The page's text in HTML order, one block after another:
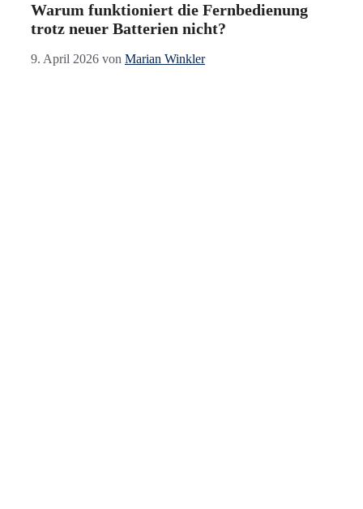
Warum funktioniert die Fernbedienung
trotz neuer Batterien nicht?
9. April 2026 von Marian Winkler